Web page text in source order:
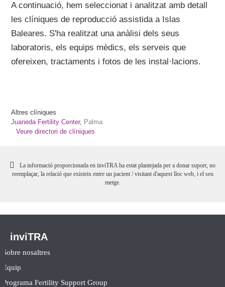
A continuació, hem seleccionat i analitzat amb detall
les clíniques de reproducció assistida a Islas
Baleares. S'ha realitzat una anàlisi dels seus
laboratoris, els equips mèdics, els serveis que
ofereixen, tractaments i fotos de les instal·lacions.
Altres clíniques
Juaneda Fertility Center, Palma
Veure directori de clíniques
La informació proporcionada en inviTRA ha estat plantejada per a donar suport, no
reemplaçar, la relació que existeix entre un pacient / visitant d'aquest lloc web, i el seu
metge.
inviTRA
Sobre nosaltres
Equip
Programa Fertility Support Group